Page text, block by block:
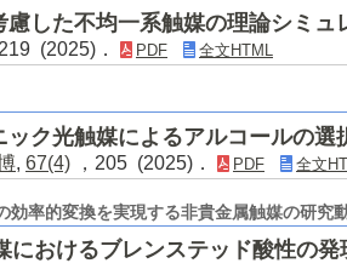
慮した不均一系触媒の理論シミュ
(2025)． PDF 全文HTML
ック光触媒によるアルコールの選
, 67(4) ，205 (2025)． PDF 全文
効率的変換を実現する非貴金属触媒の研究
におけるブレンステッド酸性の